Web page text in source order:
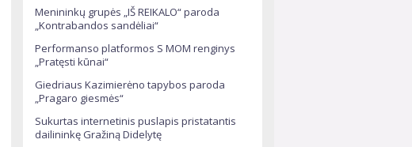
Menininkų grupės „IŠ REIKALO“ paroda
„Kontrabandos sandėliai“
Performanso platformos S MOM renginys
„Pratęsti kūnai“
Giedriaus Kazimierėno tapybos paroda
„Pragaro giesmės“
Sukurtas internetinis puslapis pristatantis
dailininkę Gražiną Didelytę